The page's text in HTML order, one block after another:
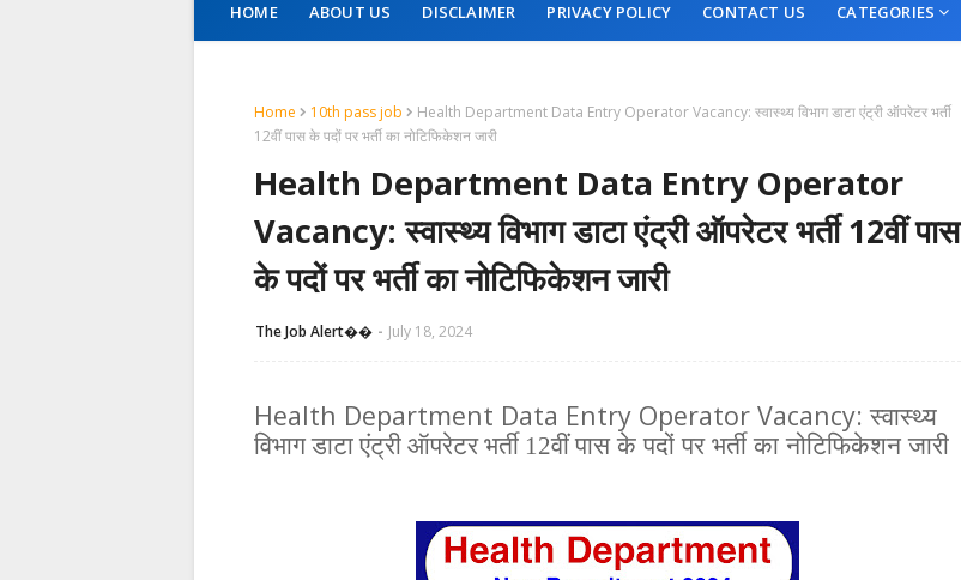
HOME ABOUT US DISCLAIMER PRIVACY POLICY CONTACT US CATEGORIES
Home 10th pass job
Health Department Data Entry Operator Vacancy: स्वास्थ्य विभाग डाटा एंट्री ऑपरेटर भर्ती
12वीं पास के पदों पर भर्ती का नोटिफिकेशन जारी
Health Department Data Entry Operator
Vacancy: स्वास्थ्य विभाग डाटा एंट्री ऑपरेटर भर्ती 12वीं पास
के पदों पर भर्ती का नोटिफिकेशन जारी
The Job Alert��️ July 18, 2024
Health Department Data Entry Operator Vacancy:स्वास्थ्य
विभाग डाटा एंट्री ऑपरेटर भर्ती 12वीं पास के पदों पर भर्ती का नोटिफिकेशन जारी